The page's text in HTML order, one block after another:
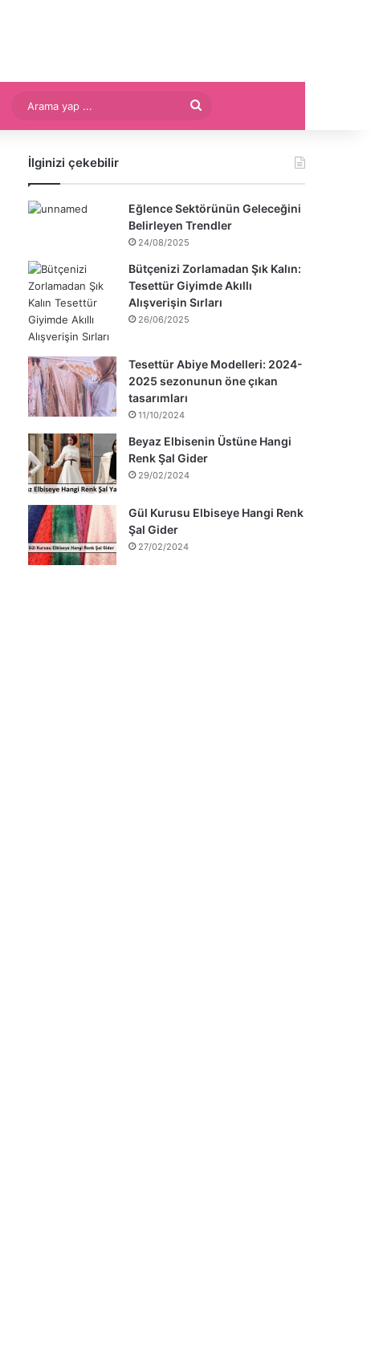
yap
İlginizi çekebilir
Eğlence Sektörünün Geleceğini
Belirleyen Trendler
24/08/2025
Bütçenizi Zorlamadan Şık Kalın:
Tesettür Giyimde Akıllı
Alışverişin Sırları
26/06/2025
Tesettür Abiye Modelleri: 2024-
2025 sezonunun öne çıkan
tasarımları
11/10/2024
Beyaz Elbisenin Üstüne Hangi
Renk Şal Gider
29/02/2024
Gül Kurusu Elbiseye Hangi Renk
Şal Gider
27/02/2024